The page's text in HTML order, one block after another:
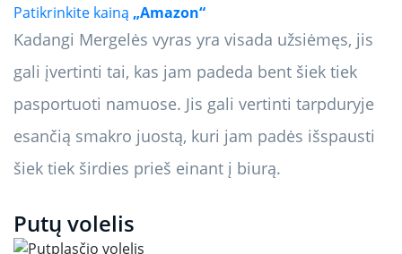
Patikrinkite kainą „Amazon“
Kadangi Mergelės vyras yra visada užsiėmęs, jis
gali įvertinti tai, kas jam padeda bent šiek tiek
pasportuoti namuose. Jis gali vertinti tarpduryje
esančią smakro juostą, kuri jam padės išspausti
šiek tiek širdies prieš einant į biurą.
Putų volelis